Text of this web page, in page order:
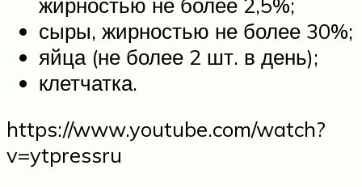
сыры, жирностью не более 30%;
яйца (не более 2 шт. в день);
клетчатка.
https://www.youtube.com/watch?
v=ytpressru